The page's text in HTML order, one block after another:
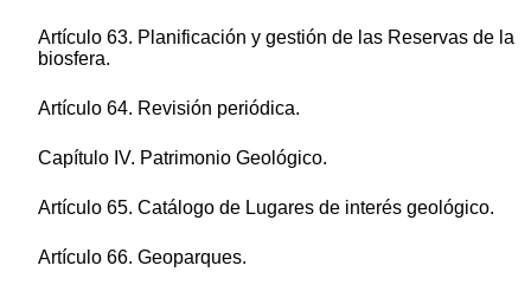
Artículo 63. Planificación y gestión de las Reservas de la
biosfera.
Artículo 64. Revisión periódica.
Capítulo IV. Patrimonio Geológico.
Artículo 65. Catálogo de Lugares de interés geológico.
Artículo 66. Geoparques.